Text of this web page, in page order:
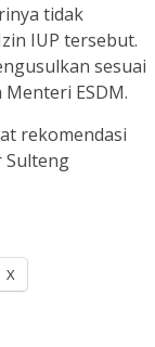
tidak
IUP tersebut.
sesuai
ESDM.
rekomendasi
Sulteng
X